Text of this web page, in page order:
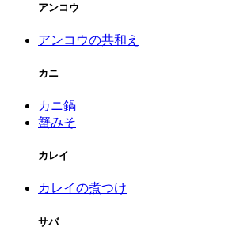
アンコウ
アンコウの共和え
カニ
カニ鍋
蟹みそ
カレイ
カレイの煮つけ
サバ